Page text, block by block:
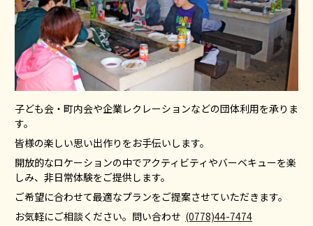
子ども会・町内会や企業レクレーションなどの団体利用を承りま
す。
皆様の楽しい思い出作りをお手伝いします。
開放的なロケーションの中でアクティビティやバーベキューを楽
しみ、非日常体験をご提供します。
ご希望に合わせて最適なプランをご提案させていただきます。
お気軽にご相談ください。問い合わせ (0778)44-7474